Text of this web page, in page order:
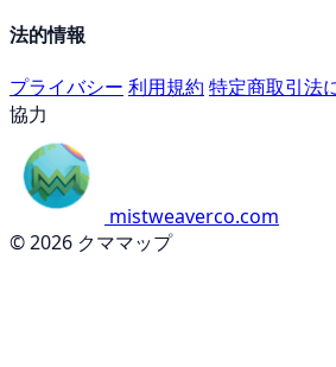
法的情報
プライバシー 利用規約 特定商取引法
協力
mistweaverco.com
© 2026 クママップ